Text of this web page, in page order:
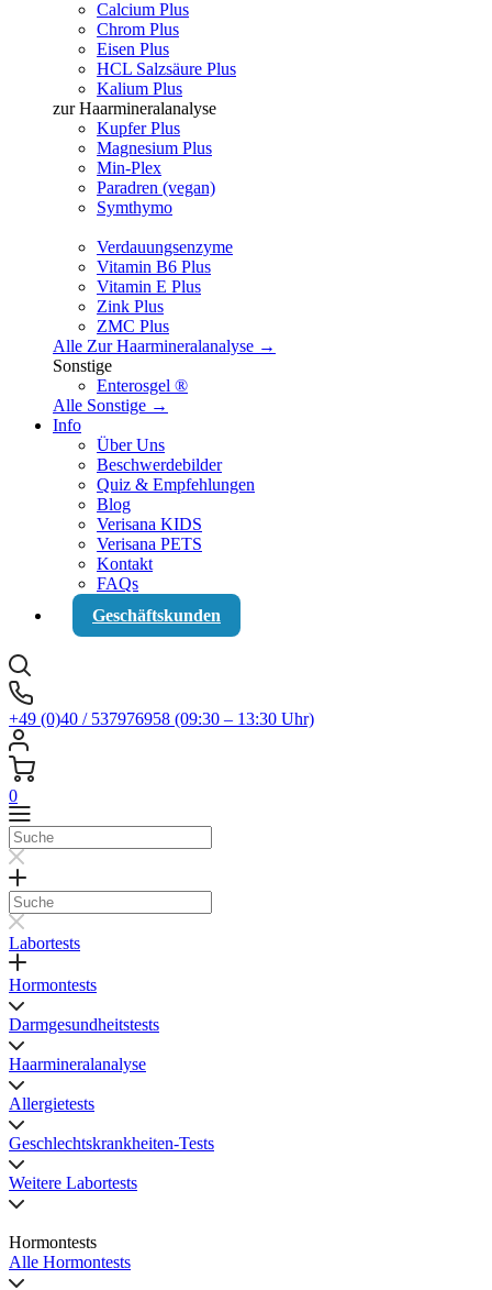
Calcium Plus
Chrom Plus
Eisen Plus
HCL Salzsäure Plus
Kalium Plus
zur Haarmineralanalyse
Kupfer Plus
Magnesium Plus
Min-Plex
Paradren (vegan)
Symthymo
Verdauungsenzyme
Vitamin B6 Plus
Vitamin E Plus
Zink Plus
ZMC Plus
Alle Zur Haarmineralanalyse →
Sonstige
Enterosgel ®
Alle Sonstige →
Info
Über Uns
Beschwerdebilder
Quiz & Empfehlungen
Blog
Verisana KIDS
Verisana PETS
Kontakt
FAQs
Geschäftskunden
+49 (0)40 / 537976958 (09:30 – 13:30 Uhr)
0
Suche
Suche
Labortests
Hormontests
Darmgesundheitstests
Haarmineralanalyse
Allergietests
Geschlechtskrankheiten-Tests
Weitere Labortests
Hormontests
Alle Hormontests